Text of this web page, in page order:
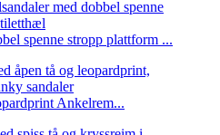
spenne stropp plattform ...
Ankelrem...